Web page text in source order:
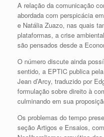
A relação da comunicação
abordada com perspicácia
e Natália Zuazo, nas quais
plataformas, a crise
são pensados desde a
O número discute ainda
sentido, a EPTIC publica
Jean d’Arcy, traduzido por
formulação sobre direito à
culminando em sua
Os problemas do tempo
seção Artigos e Ensaios,